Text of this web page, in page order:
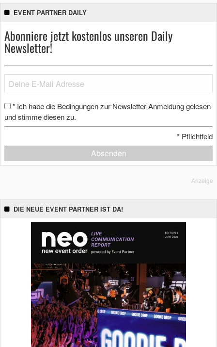
EVENT PARTNER DAILY
Abonniere jetzt kostenlos unseren Daily
Newsletter!
* Ich habe die Bedingungen zur Newsletter-Anmeldung gelesen
und stimme diesen zu.
* Pflichtfeld
Absenden
Anzeige
DIE NEUE EVENT PARTNER IST DA!